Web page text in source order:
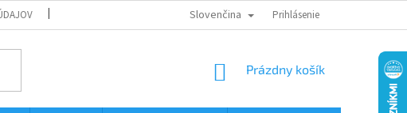
MODELÁRSKY KRÚŽOK
Slovenčina Prihlásenie
NÁKUPNÝ
Prázdny košík